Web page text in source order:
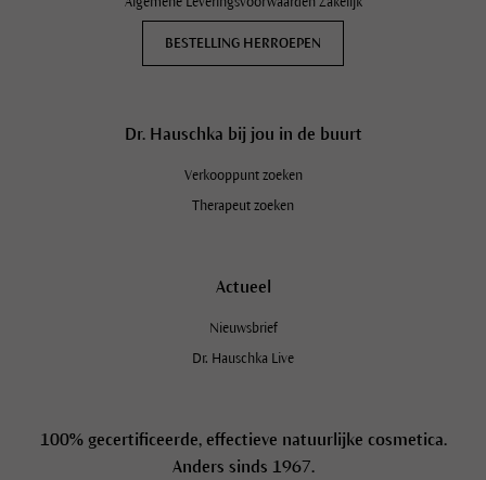
BESTELLING HERROEPEN
Dr. Hauschka bij jou in de buurt
Verkooppunt zoeken
Therapeut zoeken
Actueel
Nieuwsbrief
Dr. Hauschka Live
100% gecertificeerde, effectieve natuurlijke cosmetica.
Anders sinds 1967.
Nieuwsbrief en ontvang 10%